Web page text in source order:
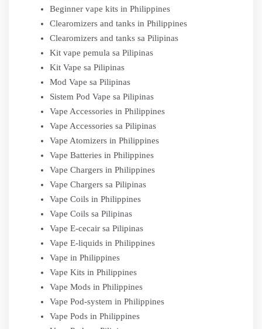
Beginner vape kits in Philippines
Clearomizers and tanks in Philippines
Clearomizers and tanks sa Pilipinas
Kit vape pemula sa Pilipinas
Kit Vape sa Pilipinas
Mod Vape sa Pilipinas
Sistem Pod Vape sa Pilipinas
Vape Accessories in Philippines
Vape Accessories sa Pilipinas
Vape Atomizers in Philippines
Vape Batteries in Philippines
Vape Chargers in Philippines
Vape Chargers sa Pilipinas
Vape Coils in Philippines
Vape Coils sa Pilipinas
Vape E-cecair sa Pilipinas
Vape E-liquids in Philippines
Vape in Philippines
Vape Kits in Philippines
Vape Mods in Philippines
Vape Pod-system in Philippines
Vape Pods in Philippines